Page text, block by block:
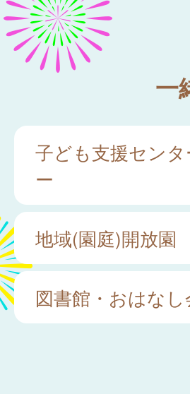
一
子ども支援セン
ー
地域(園庭)開放園
図書館・おはな